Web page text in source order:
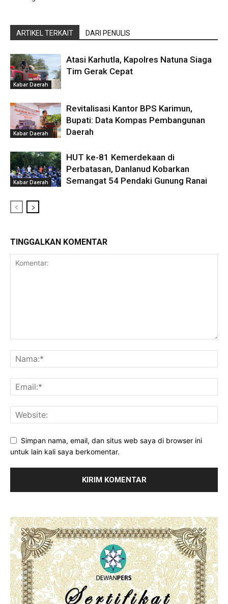
ARTIKEL TERKAIT DARI PENULIS
Kabar Daerah
Atasi Karhutla, Kapolres Natuna Siaga
Tim Gerak Cepat
Kabar Daerah
Revitalisasi Kantor BPS Karimun,
Bupati: Data Kompas Pembangunan
Daerah
Kabar Daerah
HUT ke-81 Kemerdekaan di
Perbatasan, Danlanud Kobarkan
Semangat 54 Pendaki Gunung Ranai
TINGGALKAN KOMENTAR
Simpan nama, email, dan situs web saya di browser ini
untuk lain kali saya berkomentar.